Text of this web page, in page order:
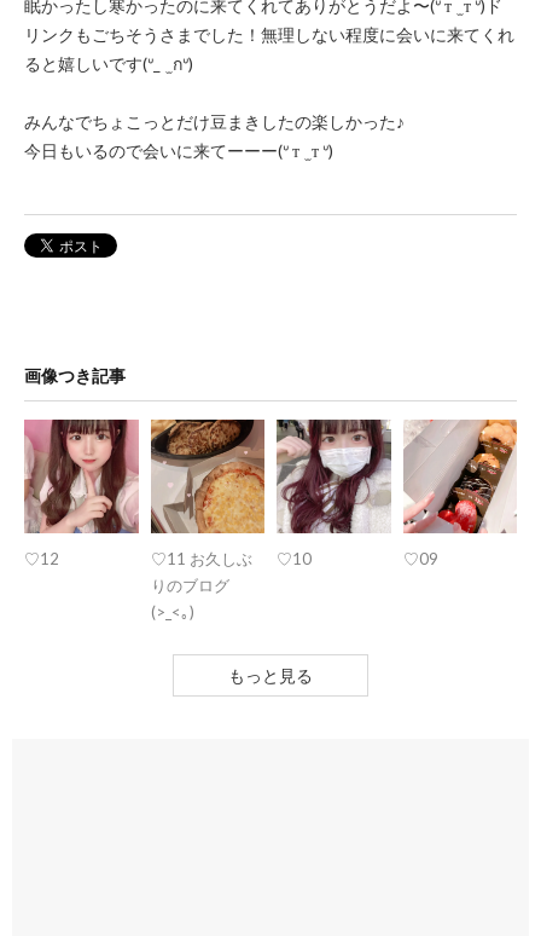
眠かったし寒かったのに来てくれてありがとうだよ〜(ᐡ т ̫ т ᐡ)ド
リンクもごちそうさまでした！無理しない程度に会いに来てくれ
ると嬉しいです(ᐡ_ ̫ กᐡ)
みんなでちょこっとだけ豆まきしたの楽しかった♪
今日もいるので会いに来てーーー(ᐡ т ̫ т ᐡ)
画像つき記事
♡12
♡11 お久しぶ
りのブログ
(>_<｡)
♡10 ♡09
もっと見る